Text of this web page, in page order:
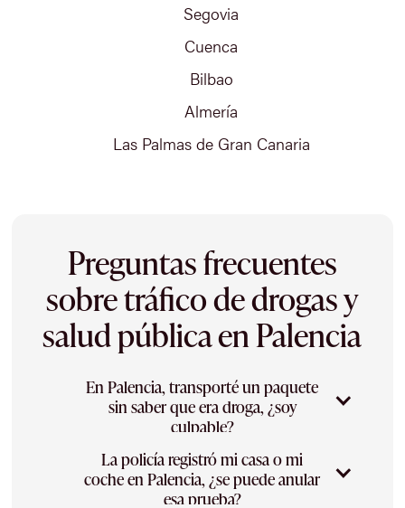
Segovia
Cuenca
Bilbao
Almería
Las Palmas de Gran Canaria
Preguntas frecuentes
sobre tráfico de drogas y
salud pública en Palencia
En Palencia, transporté un paquete
sin saber que era droga, ¿soy
culpable?
La responsabilidad por tráfico exige
conocimiento del contenido: quien transporta
La policía registró mi casa o mi
coche en Palencia, ¿se puede anular
esa prueba?